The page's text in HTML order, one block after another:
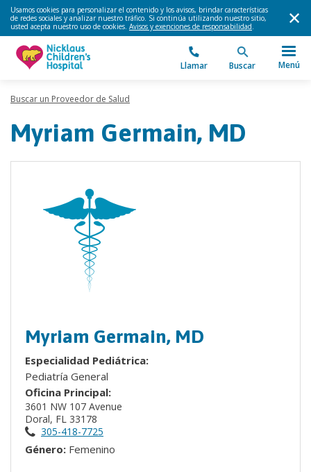
Usamos cookies para personalizar el contenido y los avisos, brindar características
de redes sociales y analizar nuestro tráfico. Si continúa utilizando nuestro sitio,
usted acepta nuestro uso de cookies. Avisos y exenciones de responsabilidad.
Llamar Buscar Menú
Buscar un Proveedor de Salud
Myriam Germain, MD
Myriam Germain, MD
Especialidad Pediátrica:
Pediatría General
Oficina Principal:
3601 NW 107 Avenue
Doral, FL 33178
305-418-7725
Género: Femenino